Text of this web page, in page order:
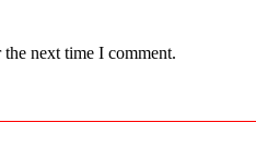
next time I comment.